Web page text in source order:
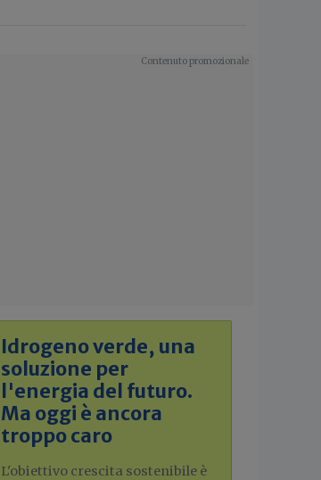
Idrogeno verde, una
soluzione per
l'energia del futuro.
Ma oggi è ancora
troppo caro
L'obiettivo crescita sostenibile è